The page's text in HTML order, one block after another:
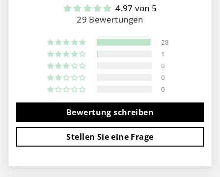
4.97 von 5
29 Bewertungen
28
1
0
0
0
Bewertung schreiben
Stellen Sie eine Frage